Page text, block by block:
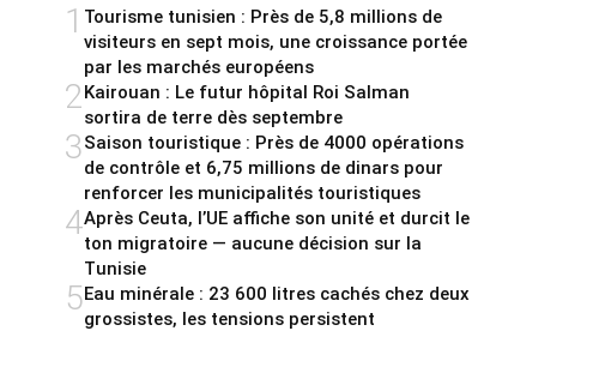
1 Tourisme tunisien : Près de 5,8 millions de
visiteurs en sept mois, une croissance portée
par les marchés européens
2Kairouan : Le futur hôpital Roi Salman
sortira de terre dès septembre
3Saison touristique : Près de 4000 opérations
de contrôle et 6,75 millions de dinars pour
renforcer les municipalités touristiques
4Après Ceuta, l’UE affiche son unité et durcit le
ton migratoire — aucune décision sur la
Tunisie
5Eau minérale : 23 600 litres cachés chez deux
grossistes, les tensions persistent